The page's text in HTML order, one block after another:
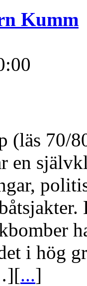
Kumm
(läs 70/
en
i hög
...]